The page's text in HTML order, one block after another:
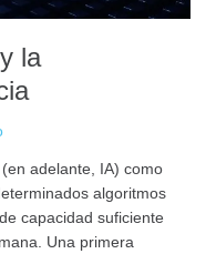
la
adelante, IA) como
algoritmos
capacidad suficiente
Una primera